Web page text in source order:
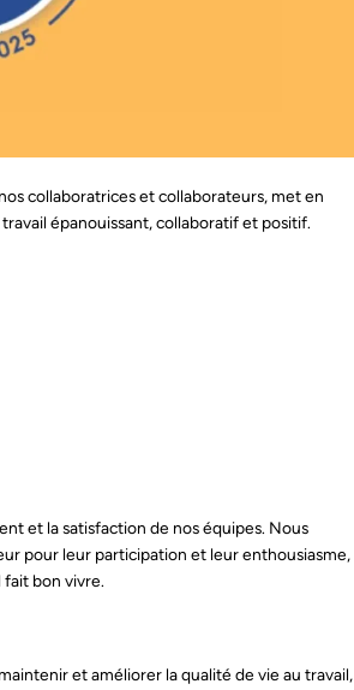
collaboratrices et collaborateurs, met en
épanouissant, collaboratif et positif.
et la satisfaction de nos équipes. Nous
pour leur participation et leur enthousiasme,
fait bon vivre.
et améliorer la qualité de vie au travail,